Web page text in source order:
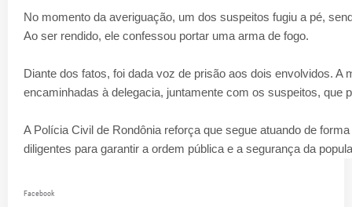
No momento da averiguação, um dos suspeitos fugiu a pé,
Ao ser rendido, ele confessou portar uma arma de fogo.
Diante dos fatos, foi dada voz de prisão aos dois envolvidos.
encaminhadas à delegacia, juntamente com os suspeitos, que
A Polícia Civil de Rondônia reforça que segue atuando de
diligentes para garantir a ordem pública e a segurança da
Facebook